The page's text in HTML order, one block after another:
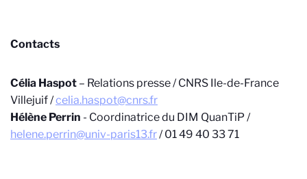
Contacts
Célia Haspot – Relations presse / CNRS Ile-de-France
Villejuif /celia.haspot@cnrs.fr
Hélène Perrin - Coordinatrice du DIM QuanTiP /
helene.perrin@univ-paris13.fr/ 01 49 40 33 71